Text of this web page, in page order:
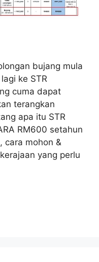
bujang mula
ke STR
cuma dapat
terangkan
apa itu STR
RM600 setahun
cara mohon &
yang perlu